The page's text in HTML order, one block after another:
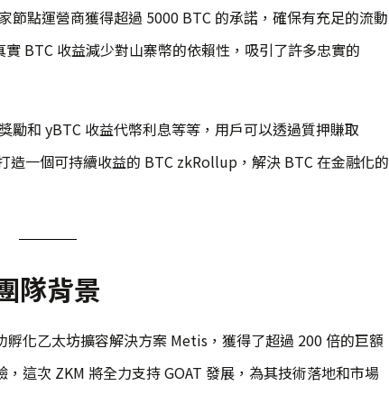
點運營商獲得超過 5000 BTC 的承諾，確保有充足的流動
BTC 收益減少對山寨幣的依賴性，吸引了許多忠實的
勵和 yBTC 收益代幣利息等等，用戶可以透過質押賺取
造一個可持續收益的 BTC zkRollup，解決 BTC 在金融化的
隊背景
孵化乙太坊擴容解決方案 Metis，獲得了超過 200 倍的巨額
這次 ZKM 將全力支持 GOAT 發展，為其技術落地和市場